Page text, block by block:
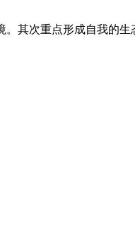
其次重点形成自我的